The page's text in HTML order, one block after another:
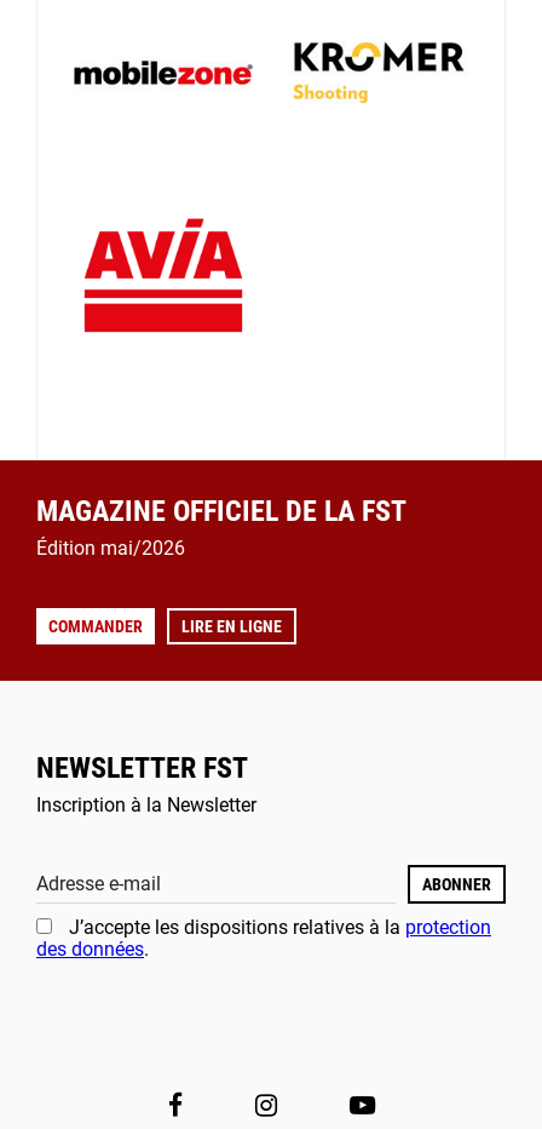
MAGAZINE OFFICIEL DE LA FST
Édition mai/2026
COMMANDER LIRE EN LIGNE
NEWSLETTER FST
Inscription à la Newsletter
Adresse e-mail ABONNER
J’accepte les dispositions relatives à la protection
des données.